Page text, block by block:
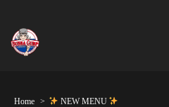
Home NEW MENU